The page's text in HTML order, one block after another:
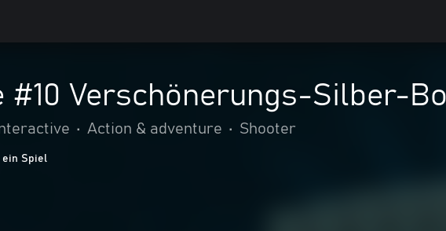
#10 Verschönerungs-Silber-
• Action & adventure • Shooter
ein Spiel